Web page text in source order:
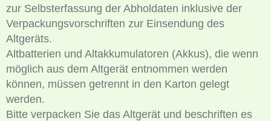
zur Selbsterfassung der Abholdaten inklusive der
Verpackungsvorschriften zur Einsendung des
Altgeräts.
Altbatterien und Altakkumulatoren (Akkus), die wenn
möglich aus dem Altgerät entnommen werden
können, müssen getrennt in den Karton gelegt
werden.
Bitte verpacken Sie das Altgerät und beschriften es